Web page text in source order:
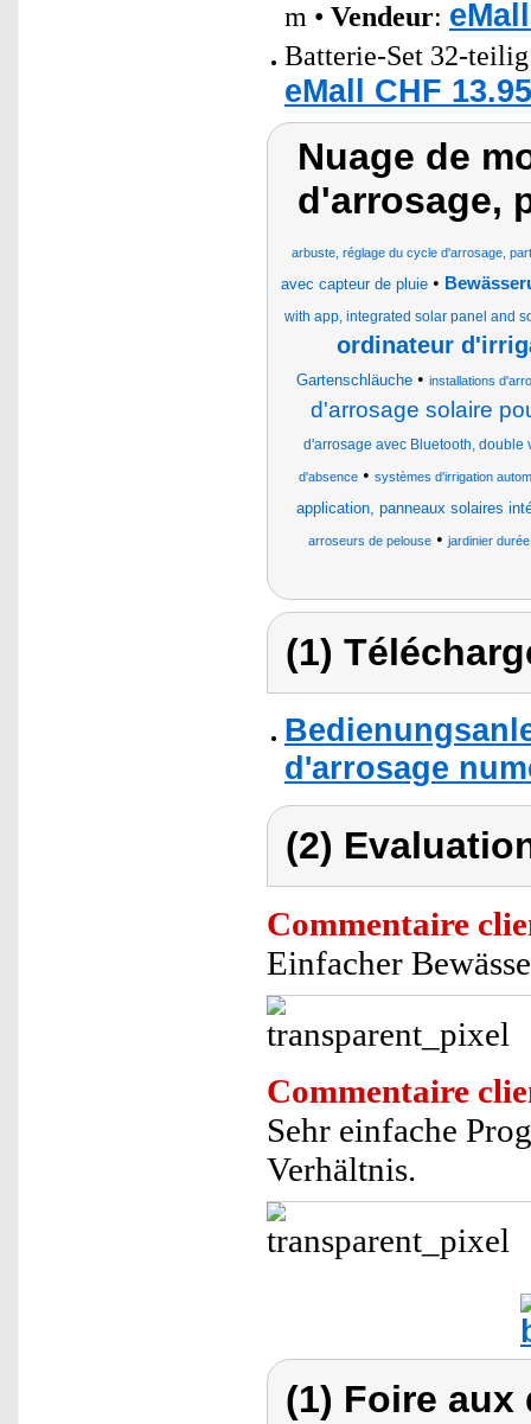
m • Vendeur:
Batterie-Set 32-
eMall CHF
Nuage de
d'arrosage,
arbuste, réglage du cycle d'arrosage,
avec capteur de pluie •
with app, integrated solar panel and
ordinateur
Gartenschläuche• installations
d'arrosage solaire
d'arrosage avec Bluetooth,
d'absence• systèmes d'irrigation
application, panneaux solaires
arroseurs de pelouse• jardinier
(1)
d'arrosage
(2)
Commentaire
Einfacher
Commentaire
Sehr einfache
Verhältnis.
(1) Foire